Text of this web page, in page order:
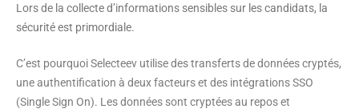
Lors de la collecte d’informations sensibles sur les candidats, la
sécurité est primordiale.
C’est pourquoi Selecteev utilise des transferts de données cryptés,
une authentification à deux facteurs et des intégrations SSO
(Single Sign On). Les données sont cryptées au repos et